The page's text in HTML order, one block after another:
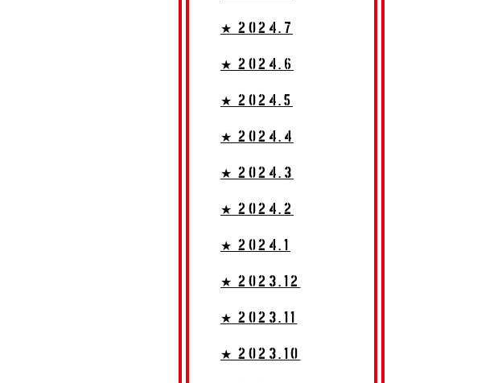
★ 2024.7
★ 2024.6
★ 2024.5
★ 2024.4
★ 2024.3
★ 2024.2
★ 2024.1
★ 2023.12
★ 2023.11
★ 2023.10